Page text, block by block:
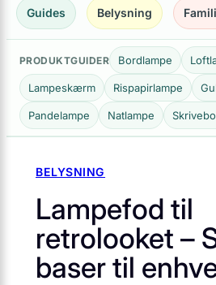
Guides Belysning
PRODUKTGUIDER Bordlampe
Lampeskærm Rispapirlampe
Pandelampe Natlampe
BELYSNING
Lampefod til
retrolooket –
baser til